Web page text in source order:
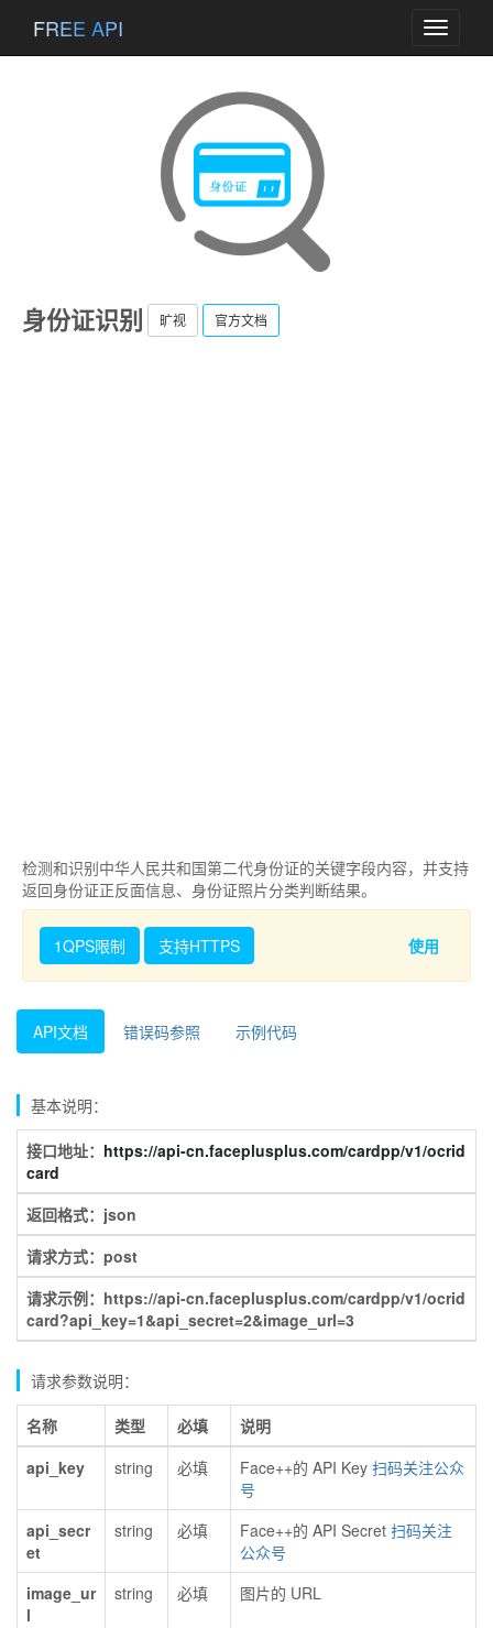
Toggle
FREE API
身份证识别 旷视 官方文档
检测和识别中华人民共和国第二代身份证的关键字段内容，并支持
返回身份证正反面信息、身份证照片分类判断结果。
1QPS限制 支持HTTPS 使用
API文档 错误码参照 示例代码
基本说明：
接口地址： https://api-cn.faceplusplus.com/cardpp/v1/ocrid
card
返回格式：json
请求方式：post
请求示例：https://api-cn.faceplusplus.com/cardpp/v1/ocrid
card?api_key=1&api_secret=2&image_url=3
请求参数说明：
名称 类型 必填
说明
api_key
string 必填 Face++的 API Key 扫码关注公众
号
api_secr
et
string 必填 Face++的 API Secret 扫码关注
公众号
image_ur
l
string 必填 图片的 URL